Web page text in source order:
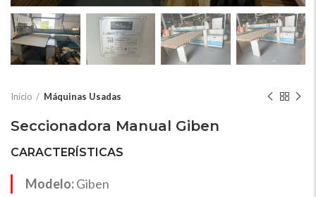
Início Máquinas Usadas
Seccionadora Manual Giben
CARACTERÍSTICAS
Modelo:Giben